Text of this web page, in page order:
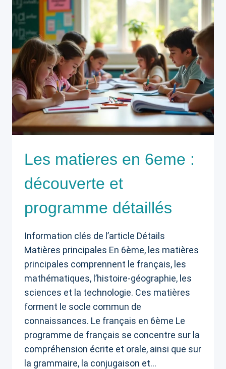
Les matieres en 6eme :
découverte et
programme détaillés
Information clés de l’article Détails
Matières principales En 6ème, les matières
principales comprennent le français, les
mathématiques, l’histoire-géographie, les
sciences et la technologie. Ces matières
forment le socle commun de
connaissances. Le français en 6ème Le
programme de français se concentre sur la
compréhension écrite et orale, ainsi que sur
la grammaire, la conjugaison et…